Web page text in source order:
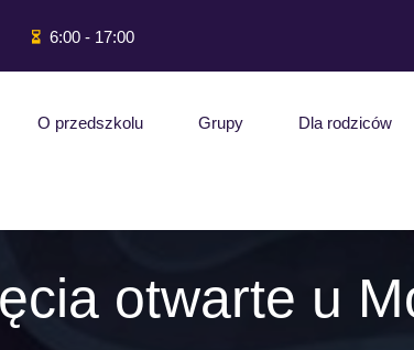
6:00 - 17:00
O przedszkolu Grupy Dla rodziców
otwarte u